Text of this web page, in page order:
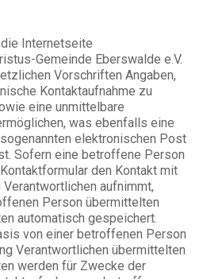
Internetseite
Gemeinde Eberswalde e.V.
Vorschriften Angaben,
Kontaktaufnahme zu
eine unmittelbare
was ebenfalls eine
elektronischen Post
Sofern eine betroffene Person
den Kontakt mit
aufnimmt,
Person übermittelten
automatisch gespeichert.
von einer betroffenen Person
Verantwortlichen übermittelten
werden für Zwecke der